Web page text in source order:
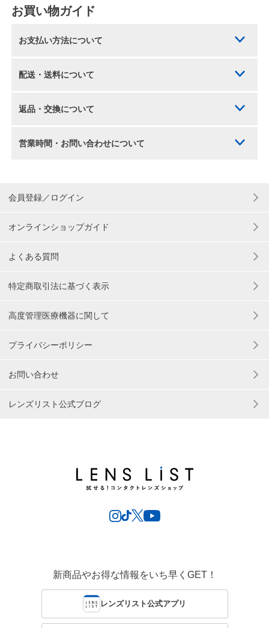
お買い物ガイド
お支払い方法について
配送・送料について
返品・交換について
営業時間・お問い合わせについて
会員登録／ログイン
オンラインショップガイド
よくある質問
特定商取引法に基づく表示
高度管理医療機器に関して
プライバシーポリシー
お問い合わせ
レンズリスト公式ブログ
新商品やお得な情報をいち早くGET！
レンズリスト公式アプリ